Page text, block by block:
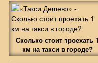
Сколько стоит проехать 1
км на такси в городе?